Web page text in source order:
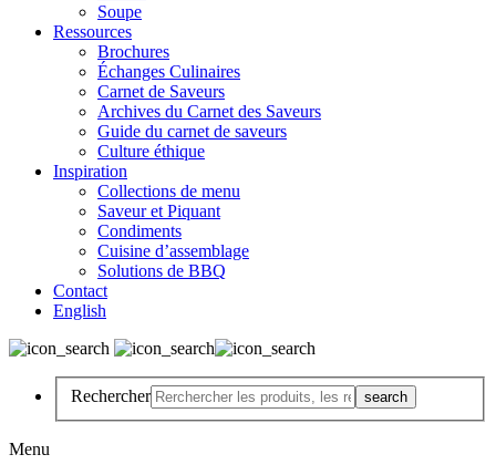
Soupe
Ressources
Brochures
Échanges Culinaires
Carnet de Saveurs
Archives du Carnet des Saveurs
Guide du carnet de saveurs
Culture éthique
Inspiration
Collections de menu
Saveur et Piquant
Condiments
Cuisine d’assemblage
Solutions de BBQ
Contact
English
Rechercher
Menu